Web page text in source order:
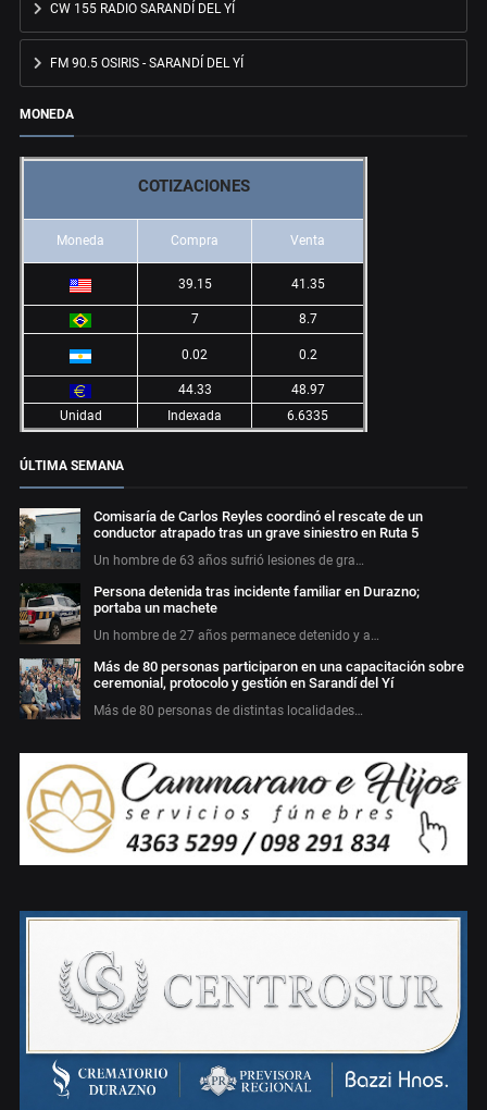
CW 155 RADIO SARANDÍ DEL YÍ
FM 90.5 OSIRIS - SARANDÍ DEL YÍ
MONEDA
COTIZACIONES
Moneda Compra Venta
39.15 41.35
7 8.7
0.02 0.2
44.33
48.97
Unidad
Indexada 6.6335
ÚLTIMA SEMANA
Comisaría de Carlos Reyles coordinó el rescate de un
conductor atrapado tras un grave siniestro en Ruta 5
Un hombre de 63 años sufrió lesiones de gra…
Persona detenida tras incidente familiar en Durazno;
portaba un machete
Un hombre de 27 años permanece detenido y a…
Más de 80 personas participaron en una capacitación sobre
ceremonial, protocolo y gestión en Sarandí del Yí
Más de 80 personas de distintas localidades…